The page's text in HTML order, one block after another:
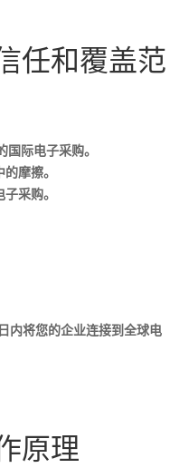
任和覆盖范
际电子采购。
摩擦。
采购。
内将您的企业连接到全球电
原理